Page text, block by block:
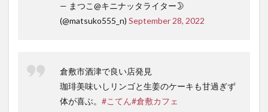
— まつこ@キニナッタライター🌛
(@matsuko555_n) September 28, 2022
倉敷市酒津で良い店発見
珈琲美味いしリンゴと生姜のケーキも甘過ぎず
体が喜ぶ。 #こてん#倉敷カフェ